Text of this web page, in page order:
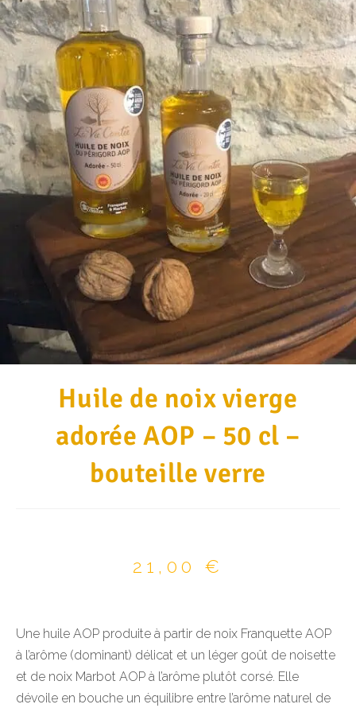
Huile de noix vierge
adorée AOP – 50 cl –
bouteille verre
21,00 €
Une huile AOP produite à partir de noix Franquette AOP
à l’arôme (dominant) délicat et un léger goût de noisette
et de noix Marbot AOP à l’arôme plutôt corsé. Elle
dévoile en bouche un équilibre entre l’arôme naturel de